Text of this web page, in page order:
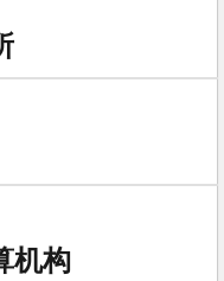
机构